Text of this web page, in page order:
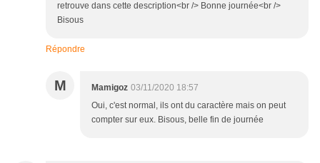
retrouve dans cette description<br /> Bonne journée<br />
Bisous
Répondre
M Mamigoz 03/11/2020 18:57
Oui, c'est normal, ils ont du caractère mais on peut
compter sur eux. Bisous, belle fin de journée